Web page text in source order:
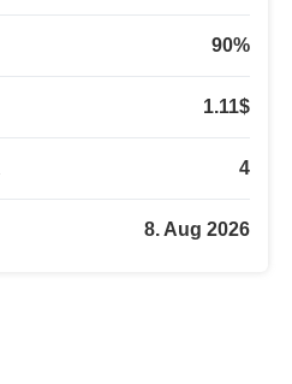
90%
1.11$
4
8. Aug 2026